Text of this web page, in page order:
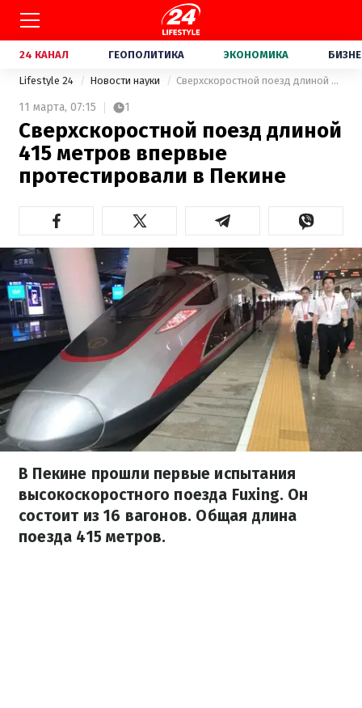
24 КАНАЛ ГЕОПОЛИТИКА ЭКОНОМИКА
Lifestyle 24 Новости науки Сверхскоростной поезд длиной 415 метров впервые протестировали в Пекине
11 марта, 07:15 1
Сверхскоростной поезд длиной
415 метров впервые
протестировали в Пекине
В Пекине прошли первые испытания
высокоскоростного поезда Fuxing. Он
состоит из 16 вагонов. Общая длина
поезда 415 метров.